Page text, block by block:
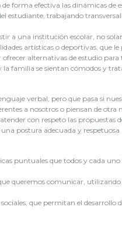
forma efectiva las dinámicas
estudiante, trabajando
a una institución escolar, no
artísticas o deportivas, que
alternativas de estudio para
familia se sientan cómodos y
verbal, pero que pasa si
a nosotros o piensan de otra
con respeto las
postura adecuada y respetuosa.
puntuales que todos y cada
queremos comunicar,
que permitan el desarrollo